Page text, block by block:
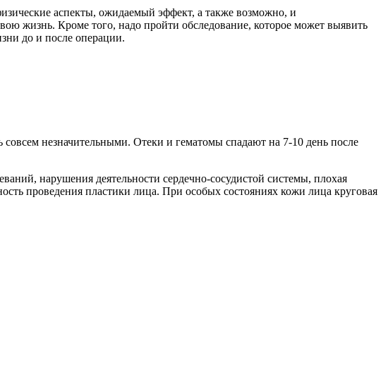
аспекты, ожидаемый эффект, а также возможно, и
жизнь. Кроме того, надо пройти обследование, которое может выявить
до и после операции.
незначительными. Отеки и гематомы спадают на 7-10 день после
нарушения деятельности сердечно-сосудистой системы, плохая
проведения пластики лица. При особых состояниях кожи лица круговая